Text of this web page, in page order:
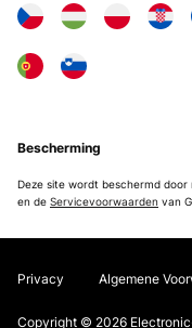
Bescherming
Deze site wordt beschermd door
en de Servicevoorwaarden van
Privacy Algemene
Copyright © 2026